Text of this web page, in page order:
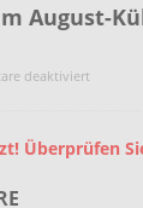
August-
deaktiviert
Überprüfen